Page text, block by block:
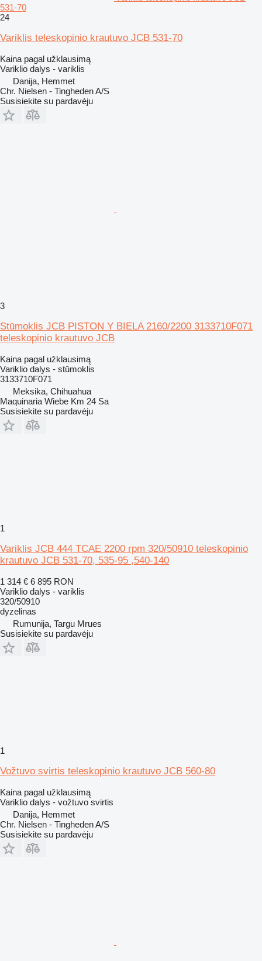
531-70
24
Variklis teleskopinio krautuvo JCB 531-70
Kaina pagal užklausimą
Variklio dalys - variklis
Danija, Hemmet
Chr. Nielsen - Tingheden A/S
Susisiekite su pardavėju
3
Stūmoklis JCB PISTON Y BIELA 2160/2200 3133710F071
teleskopinio krautuvo JCB
Kaina pagal užklausimą
Variklio dalys - stūmoklis
3133710F071
Meksika, Chihuahua
Maquinaria Wiebe Km 24 Sa
Susisiekite su pardavėju
1
Variklis JCB 444 TCAE 2200 rpm 320/50910 teleskopinio
krautuvo JCB 531-70, 535-95 ,540-140
1 314 € 6 895 RON
Variklio dalys - variklis
320/50910
dyzelinas
Rumunija, Targu Mrues
Susisiekite su pardavėju
1
Vožtuvo svirtis teleskopinio krautuvo JCB 560-80
Kaina pagal užklausimą
Variklio dalys - vožtuvo svirtis
Danija, Hemmet
Chr. Nielsen - Tingheden A/S
Susisiekite su pardavėju